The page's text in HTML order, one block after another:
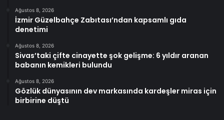
Ağustos 8, 2026
İzmir Güzelbahçe Zabıtası’ndan kapsamlı gıda
denetimi
Ağustos 8, 2026
Sivas’taki çifte cinayette şok gelişme: 6 yıldır aranan
babanın kemikleri bulundu
Ağustos 8, 2026
Gözlük dünyasının dev markasında kardeşler miras için
birbirine düştü